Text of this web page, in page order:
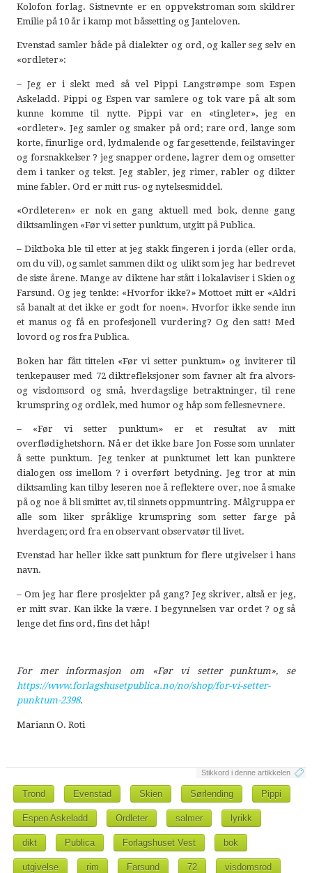
Kolofon forlag. Sistnevnte er en oppvekstroman som skildrer
Emilie på 10 år i kamp mot båssetting og Janteloven.
Evenstad samler både på dialekter og ord, og kaller seg selv en
«ordleter»:
– Jeg er i slekt med så vel Pippi Langstrømpe som Espen
Askeladd. Pippi og Espen var samlere og tok vare på alt som
kunne komme til nytte. Pippi var en «tingleter», jeg en
«ordleter». Jeg samler og smaker på ord; rare ord, lange som
korte, finurlige ord, lydmalende og fargesettende, feilstavinger
og forsnakkelser ? jeg snapper ordene, lagrer dem og omsetter
dem i tanker og tekst. Jeg stabler, jeg rimer, rabler og dikter
mine fabler. Ord er mitt rus- og nytelsesmiddel.
«Ordleteren» er nok en gang aktuell med bok, denne gang
diktsamlingen «Før vi setter punktum, utgitt på Publica.
– Diktboka ble til etter at jeg stakk fingeren i jorda (eller orda,
om du vil), og samlet sammen dikt og ulikt som jeg har bedrevet
de siste årene. Mange av diktene har stått i lokalaviser i Skien og
Farsund. Og jeg tenkte: «Hvorfor ikke?» Mottoet mitt er «Aldri
så banalt at det ikke er godt for noen». Hvorfor ikke sende inn
et manus og få en profesjonell vurdering? Og den satt! Med
lovord og ros fra Publica.
Boken har fått tittelen «Før vi setter punktum» og inviterer til
tenkepauser med 72 diktrefleksjoner som favner alt fra alvors-
og visdomsord og små, hverdagslige betraktninger, til rene
krumspring og ordlek, med humor og håp som fellesnevnere.
– «Før vi setter punktum» er et resultat av mitt
overflødighetshorn. Nå er det ikke bare Jon Fosse som unnlater
å sette punktum. Jeg tenker at punktumet lett kan punktere
dialogen oss imellom ? i overført betydning. Jeg tror at min
diktsamling kan tilby leseren noe å reflektere over, noe å smake
på og noe å bli smittet av, til sinnets oppmuntring. Målgruppa er
alle som liker språklige krumspring som setter farge på
hverdagen; ord fra en observant observatør til livet.
Evenstad har heller ikke satt punktum for flere utgivelser i hans
navn.
– Om jeg har flere prosjekter på gang? Jeg skriver, altså er jeg,
er mitt svar. Kan ikke la være. I begynnelsen var ordet ? og så
lenge det fins ord, fins det håp!
For mer informasjon om «Før vi setter punktum», se
https://www.forlagshusetpublica.no/no/shop/for-vi-setter-
punktum-2398.
Mariann O. Roti
Stikkord i denne artikkelen
Trond Evenstad Skien Sørlending Pippi
Espen Askeladd Ordleter salmer lyrikk
dikt Publica Forlagshuset Vest bok
utgivelse rim Farsund 72 visdomsrod